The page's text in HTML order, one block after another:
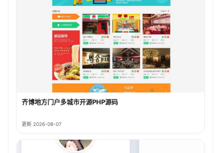
齐博地方门户多城市开源PHP源码
更新 2026-08-07